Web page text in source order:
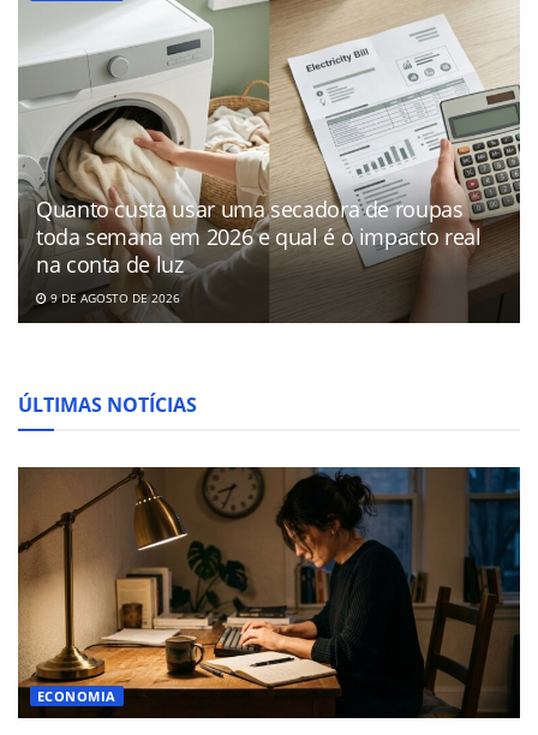
Quanto custa usar uma secadora de roupas
toda semana em 2026 e qual é o impacto real
na conta de luz
9 DE AGOSTO DE 2026
ÚLTIMAS NOTÍCIAS
ECONOMIA